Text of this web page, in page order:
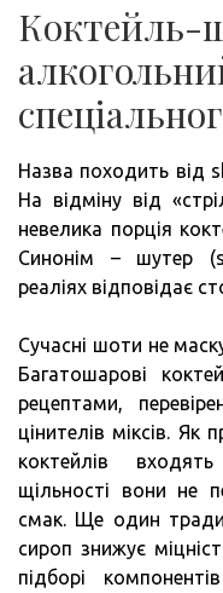
Назва походить від
На відміну від
невелика порція
Синонім – шутер
реаліях відповідає
Сучасні шоти не
Багатошарові
рецептами,
цінителів міксів.
коктейлів
щільності вони не
смак. Ще один
сироп знижує
підборі